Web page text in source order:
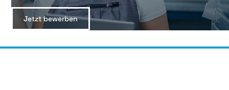
Jetzt bewerben